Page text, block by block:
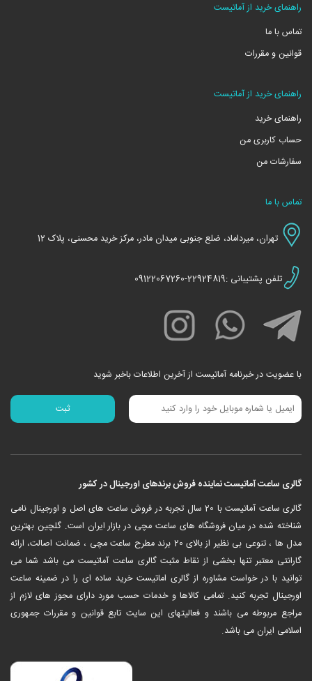
راهنمای خرید از آماتیست
تماس با ما
قوانین و مقررات
راهنمای خرید از آماتیست
راهنمای خرید
حساب کاربری من
سفارشات من
تماس با ما
تهران، میرداماد، ضلع جنوبی میدان مادر، مرکز خرید محسنی، پلاک 12
تلفن پشتیبانی :22924819-09122067260
با عضویت در خبرنامه آماتیست از آخرین اطلاعات باخبر شوید
گالری ساعت آماتیست نماینده فروش برندهای اورجینال در کشور
‎گالری ساعت آماتیست با 20 سال تجربه در فروش ساعت های اصل و اورجینال نامی
شناخته شده در میان فروشگاه های ساعت مچی در بازار ایران است. گلچین بهترین
مدل ها ، تنوعی بی نظیر از بالای 20 برند مطرح ساعت مچی ، ضمانت اصالت، ارائه
گارانتی معتبر تنها بخشی از نقاط مثبت گالری ساعت آماتیست می باشد شما می
توانید با در خواست مشاوره از گالری اماتیست خرید ساده ای را در ضمینه ساعت
اورجینال تجربه کنید. تمامی کالاها و خدمات حسب مورد دارای مجوز های لازم از
مراجع مربوطه می باشند و فعالیتهای این سایت تابع قوانین و مقررات جمهوری
اسلامی ایران می باشد.